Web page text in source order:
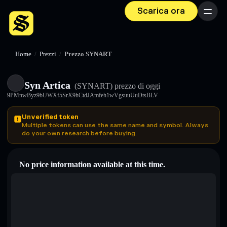
Scarica ora Menu
Home / Prezzi / Prezzo SYNART
Syn Artica (SYNART) prezzo di oggi
9PMnwByz9bUWXf5SrX9hCtdJAmfeh1wVgsuuUuDtsBLV
Unverified token
Multiple tokens can use the same name and symbol. Always
do your own research before buying.
No price information available at this time.